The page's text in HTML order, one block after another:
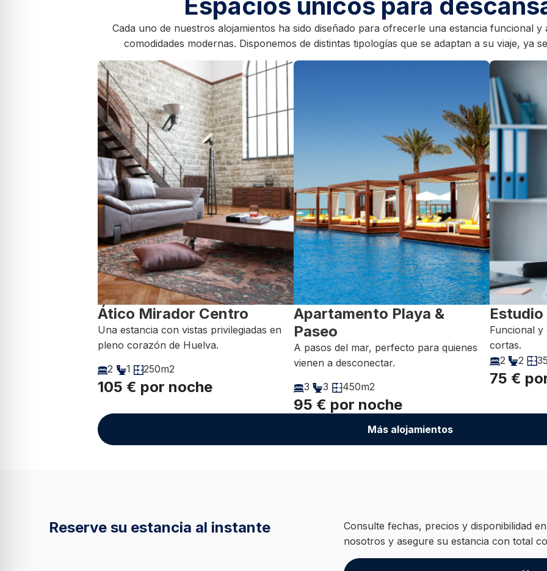
Espacios únicos para
Cada uno de nuestros alojamientos ha sido diseñado para ofrecerle una estancia funcional
comodidades modernas. Disponemos de distintas tipologías que se adaptan a su viaje, ya
Ático Mirador Centro
Una estancia con vistas privilegiadas en
pleno corazón de Huelva.
2
1 250m2
105 € por noche
Apartamento Playa &
Paseo
A pasos del mar, perfecto para quienes
vienen a desconectar.
3
3 450m2
95 € por noche
Estudio
Funcional y
cortas.
2
2
75 €
Más alojamientos
Reserve su estancia al instante
Consulte fechas, precios y disponibilidad
nosotros y asegure su estancia con total